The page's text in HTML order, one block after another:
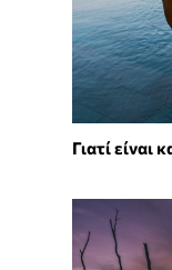
Γιατί είναι